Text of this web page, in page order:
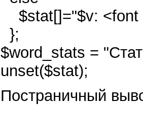
$stat[]="$v: <font
};
$word_stats =
unset($stat);
Постраничный